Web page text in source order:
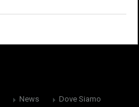
News
Dove Siamo